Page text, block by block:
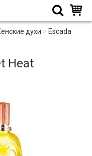
духи > Escada
Heat